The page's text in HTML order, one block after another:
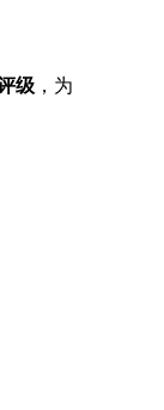
级 ，为